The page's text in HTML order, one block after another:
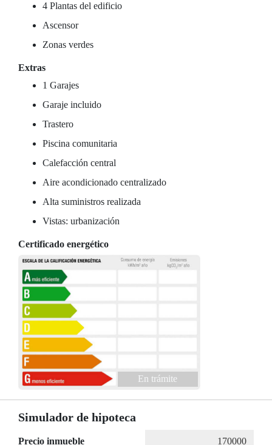
4 Plantas del edificio
Ascensor
Zonas verdes
Extras
1 Garajes
Garaje incluido
Trastero
Piscina comunitaria
Calefacción central
Aire acondicionado centralizado
Alta suministros realizada
Vistas: urbanización
Certificado energético
En trámite
Simulador de hipoteca
Precio inmueble